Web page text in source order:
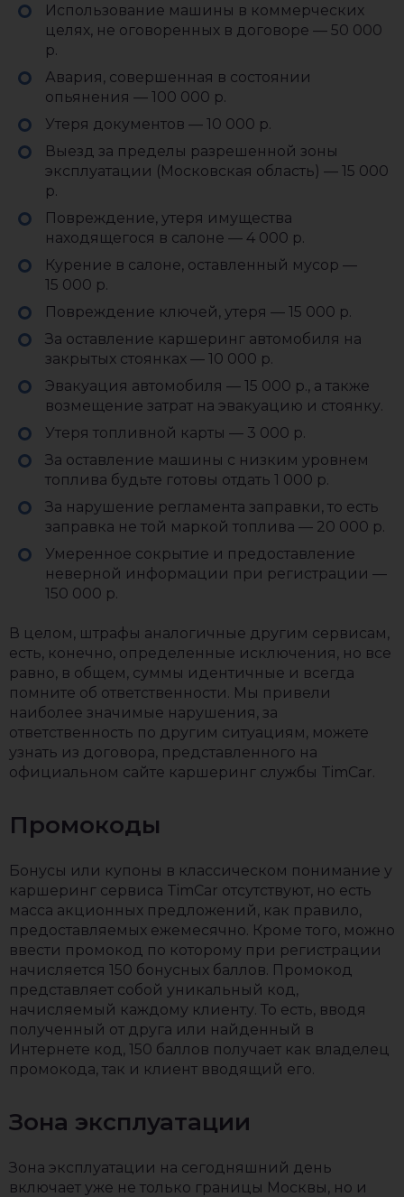
Использование машины в коммерческих
целях, не оговоренных в договоре — 50 000
р.
Авария, совершенная в состоянии
опьянения — 100 000 р.
Утеря документов — 10 000 р.
Выезд за пределы разрешенной зоны
эксплуатации (Московская область) — 15 000
р.
Повреждение, утеря имущества
находящегося в салоне — 4 000 р.
Курение в салоне, оставленный мусор —
15 000 р.
Повреждение ключей, утеря — 15 000 р.
За оставление каршеринг автомобиля на
закрытых стоянках — 10 000 р.
Эвакуация автомобиля — 15 000 р., а также
возмещение затрат на эвакуацию и стоянку.
Утеря топливной карты — 3 000 р.
За оставление машины с низким уровнем
топлива будьте готовы отдать 1 000 р.
За нарушение регламента заправки, то есть
заправка не той маркой топлива — 20 000 р.
Умеренное сокрытие и предоставление
неверной информации при регистрации —
150 000 р.
В целом, штрафы аналогичные другим сервисам,
есть, конечно, определенные исключения, но все
равно, в общем, суммы идентичные и всегда
помните об ответственности. Мы привели
наиболее значимые нарушения, за
ответственность по другим ситуациям, можете
узнать из договора, представленного на
официальном сайте каршеринг службы TimCar.
Промокоды
Бонусы или купоны в классическом понимание у
каршеринг сервиса TimCar отсутствуют, но есть
масса акционных предложений, как правило,
предоставляемых ежемесячно. Кроме того, можно
ввести промокод по которому при регистрации
начисляется 150 бонусных баллов. Промокод
представляет собой уникальный код,
начисляемый каждому клиенту. То есть, вводя
полученный от друга или найденный в
Интернете код, 150 баллов получает как владелец
промокода, так и клиент вводящий его.
Зона эксплуатации
Зона эксплуатации на сегодняшний день
включает уже не только границы Москвы, но и